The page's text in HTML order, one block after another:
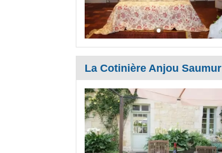
La Cotinière Anjou Saumur